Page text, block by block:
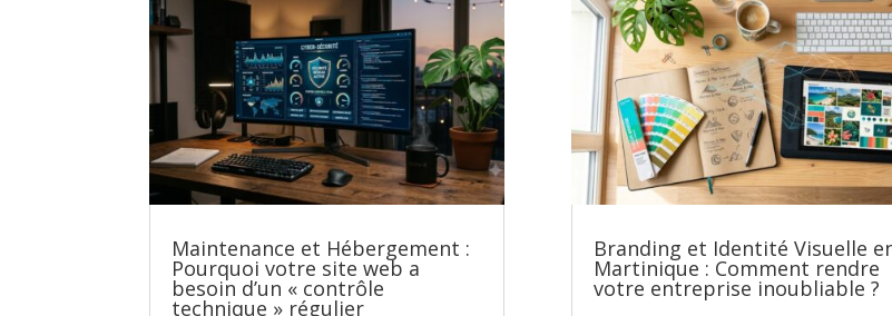
Maintenance et Hébergement :
Pourquoi votre site web a
besoin d’un « contrôle
technique » régulier
Branding et Identité Visuelle
Martinique : Comment rendre
votre entreprise inoubliable ?